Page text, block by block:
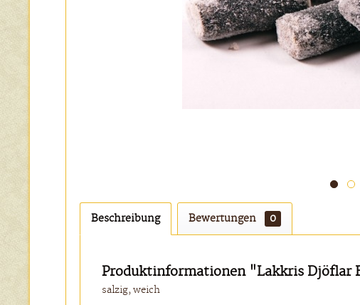
Beschreibung Bewertungen 0
Produktinformationen "Lakkris Djöflar
salzig, weich